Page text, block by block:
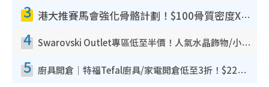
3 港大推賽馬會強化骨骼計劃！$100骨質密度X光檢查 完成免費運動訓練送超市禮券！附參加資格
4 Swarovski Outlet專區低至半價！人氣水晶飾物/小擺設$138起！迪士尼款/水晶高跟鞋都有平
5 廚具開倉｜特福Tefal廚具/家電開倉低至3折！$220起買平底鍋/炒鑊/湯煲！電飯煲/吸塵機/燙斗$418起